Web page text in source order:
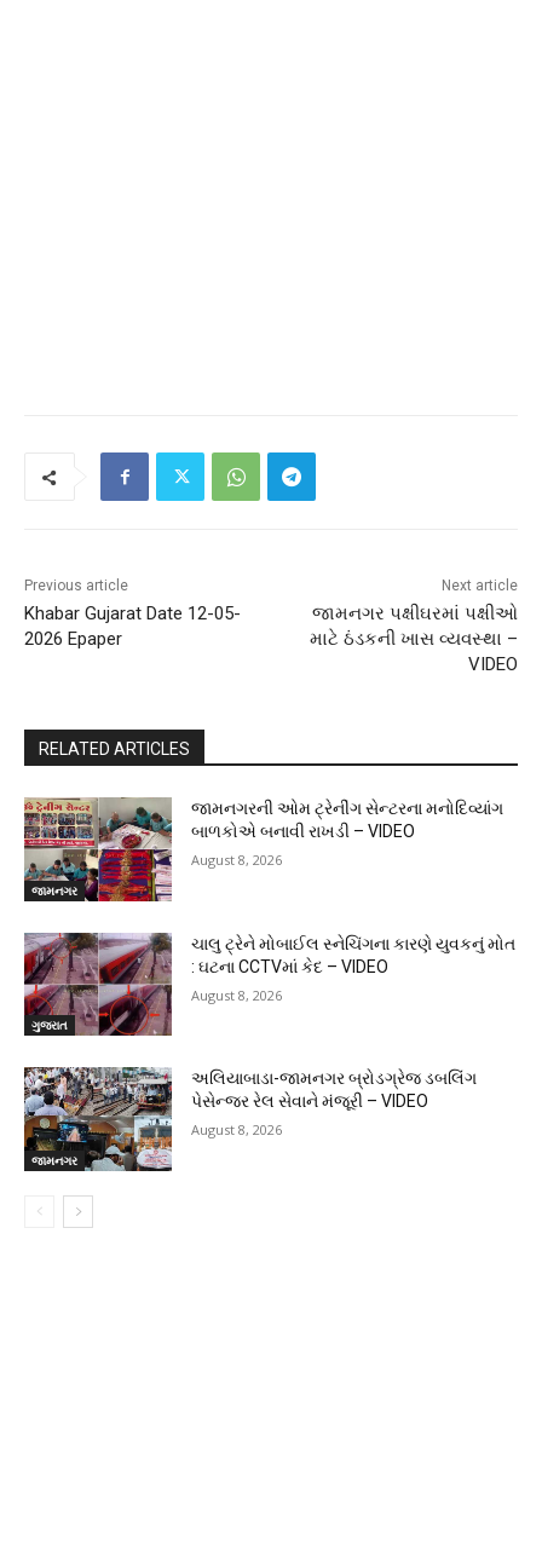
Previous article
Khabar Gujarat Date 12-05-
2026 Epaper
Next article
જામનગર પક્ષીઘરમાં પક્ષીઓ
માટે ઠંડકની ખાસ વ્યવસ્થા –
VIDEO
RELATED ARTICLES
જામનગર
જામનગરની ઓમ ટ્રેનીંગ સેન્ટરના મનોદિવ્યાંગ
બાળકોએ બનાવી રાખડી – VIDEO
August 8, 2026
ગુજરાત
ચાલુ ટ્રેને મોબાઈલ સ્નેચિંગના કારણે યુવકનું મોત
: ઘટના CCTVમાં કેદ – VIDEO
August 8, 2026
જામનગર
અલિયાબાડા-જામનગર બ્રોડગ્રેજ ડબલિંગ
પેસેન્જર રેલ સેવાને મંજૂરી – VIDEO
August 8, 2026